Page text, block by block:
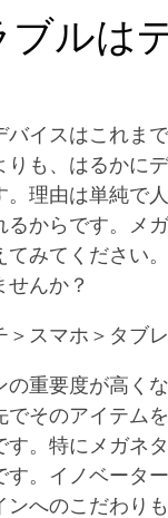
ルは
バイスはこれま
りも、はるかに
。理由は単純で
るからです。メ
てみてください
んか？
＞スマホ＞タブ
重要度が高く
でそのアイテム
す。特にメガネ
す。イノベータ
ンへのこだわり